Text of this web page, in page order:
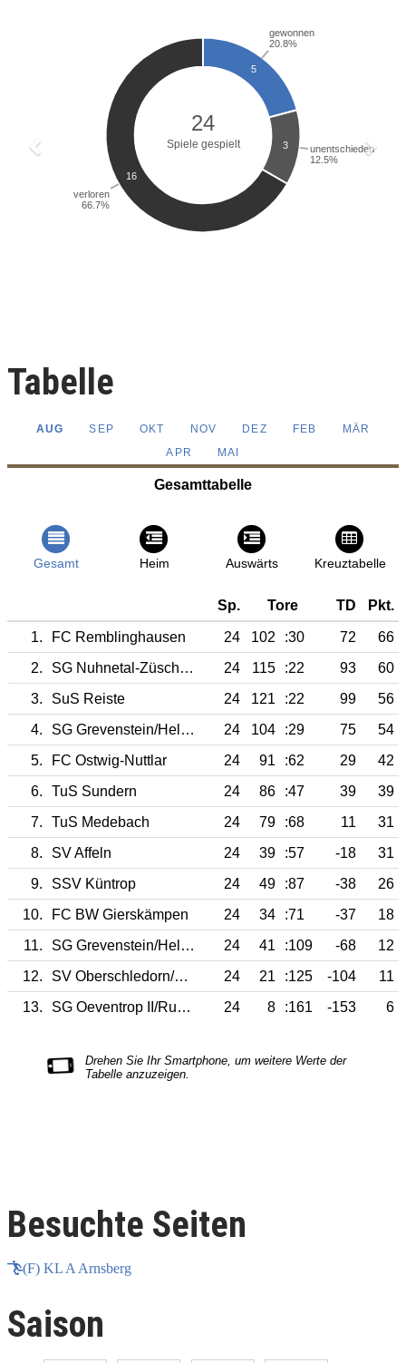
Tabelle
AUG SEP OKT NOV DEZ FEB
MÄR
APR
MAI
Gesamttabelle
Gesamt Heim Auswärts Kreuztabelle
Sp. Tore TD Pkt.
1. FC Remblinghausen 24 102 :30 72
66
2.
SG Nuhnetal-Züschen-Dreislar-He. 24 115 :22 93
60
3.
SuS Reiste 24 121 :22 99
56
4.
SG Grevenstein/Hell.-Altenh. 24 104 :29 75
54
5.
FC Ostwig-Nuttlar 24 91 :62 29
42
6.
TuS Sundern 24 86 :47 39
39
7.
TuS Medebach 24 79 :68 11
31
8.
SV Affeln 24 39 :57 -18
31
9.
SSV Küntrop 24 49 :87 -38
26
10.
FC BW Gierskämpen 24 34 :71 -37
18
11.
SG Grevenstein/Hellefeld-A. II 24 41 :109 -68
12
12.
SV Oberschledorn/Grafsch. 24 21 :125 -104
11
13.
SG Oeventrop II/Rumbeck 24 8 :161 -153 6
Besuchte Seiten
(F) KL A Arnsberg
Saison